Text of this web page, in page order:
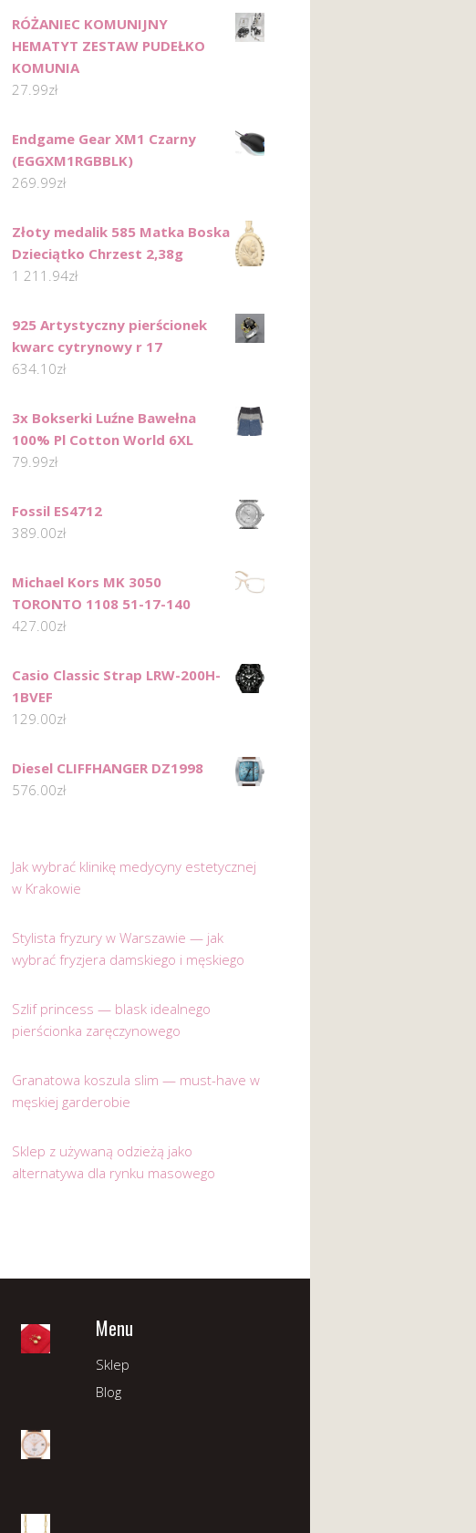
RÓŻANIEC KOMUNIJNY
HEMATYT ZESTAW PUDEŁKO
KOMUNIA
27.99zł
Endgame Gear XM1 Czarny
(EGGXM1RGBBLK)
269.99zł
Złoty medalik 585 Matka Boska
Dzieciątko Chrzest 2,38g
1 211.94zł
925 Artystyczny pierścionek
kwarc cytrynowy r 17
634.10zł
3x Bokserki Luźne Bawełna
100% Pl Cotton World 6XL
79.99zł
Fossil ES4712
389.00zł
Michael Kors MK 3050
TORONTO 1108 51-17-140
427.00zł
Casio Classic Strap LRW-200H-
1BVEF
129.00zł
Diesel CLIFFHANGER DZ1998
576.00zł
Jak wybrać klinikę medycyny estetycznej
w Krakowie
Stylista fryzury w Warszawie — jak
wybrać fryzjera damskiego i męskiego
Szlif princess — blask idealnego
pierścionka zaręczynowego
Granatowa koszula slim — must-have w
męskiej garderobie
Sklep z używaną odzieżą jako
alternatywa dla rynku masowego
Menu
Sklep
Blog